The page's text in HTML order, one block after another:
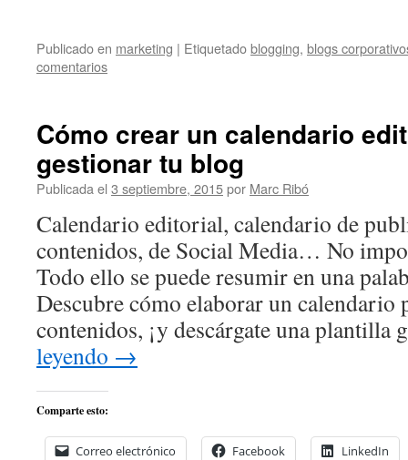
Publicado en marketing | Etiquetadoblogging, blogs
comentarios
Cómo crear un calendario
gestionar tu blog
Publicada el 3 septiembre, 2015por Marc Ribó
Calendario editorial, calendario de
contenidos, de Social Media… No
Todo ello se puede resumir en una
Descubre cómo elaborar un calendario
contenidos, ¡y descárgate una plantilla
leyendo →
Comparte esto:
Correo electrónico Facebook LinkedIn